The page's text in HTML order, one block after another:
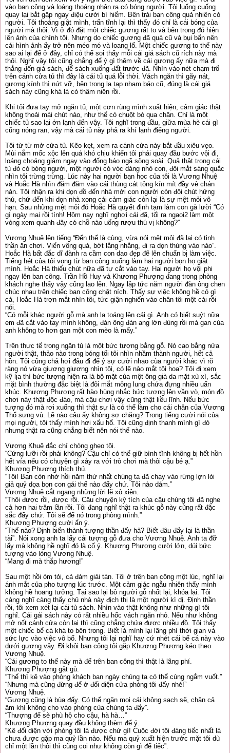
vào ban công và loáng thoáng nhận ra có bóng người. Tôi luống cuống
quay lại bắt gặp ngay điệu cười bí hiểm. Bên trái ban công quả nhiên có
người. Tôi thoáng giật mình, trấn tĩnh lại thì thấy đó chỉ là cái bóng của
người mà thôi. Vì ở đó đặt một chiếc gương rất to và bên trong đó hiện
lên ảnh của chính tôi. Nhưng do chiếc gương đã quá cũ và bụi bẩn nên
cái hình ảnh ấy trở nên méo mó và loang lổ. Một chiếc gương to thế này
sao ai lại để ở đây, chỉ có thể soi thấy mỗi cái giá sách cũ rích này mà
thôi. Nghĩ vậy tôi cũng chẳng để ý gì thêm về cái gương ấy nữa mà đi
thẳng đến giá sách, để sách xuống đất trước đã. Nhìn vào nét chạm trổ
trên cánh cửa tủ thì đây là cái tủ quá lỗi thời. Vách ngăn thì gãy nát,
gương kính thì nứt vỡ, bên trong la tạp nham báo cũ, đúng là cái giá
sách này cũng khá là có thâm niên rồi.
Khi tôi đưa tay mở ngăn tủ, một cơn rùng mình xuất hiện, cảm giác thật
không thoải mái chút nào, như thể có chuột bò qua chân. Chỉ là một
chiếc tủ sao lại ớn lạnh đến vậy. Tôi nghĩ trong đầu, giữa mùa hè cái gì
cũng nóng ran, vậy mà cái tủ này phả ra khí lạnh điếng người.
Tôi từ từ mở cửa tủ. Kẽo kẹt, xem ra cánh cửa này bắt đầu xiêu vẹo.
Mùi nắm mốc xộc lên quá khó chịu khiến tôi phải quay đầu bước vội đi,
loáng choáng giậm ngay vào đống báo ngã sõng soài. Quả thật trong cái
tủ đó có bóng người, một người có vóc dáng nhỏ con, đôi mắt sáng quắc
nhìn tôi trừng trừng. Lúc này hai người bạn học của tôi là Vương Nhuệ
và Hoắc Hà nhìn đăm đăm vào cái thùng cát tông kín mít đầy vẻ chán
nản. Tôi nhận ra khi dọn đồ đến nhà mới con người còn đôi chút hứng
thú, chứ đến khi dọn nhà xong cái cảm giác còn lại là sự mệt mỏi vô
hạn. Sau những mệt mỏi đó Hoắc Hà quyết định tạm làm con gà lười “Có
gì ngày mai rồi tính! Hôm nay nghĩ nghơi cái đã, tối ra ngaoi2 làm một
vòng xem quanh đây có chỗ nào uống rượu thú vị không?”
Vương Nhuệ lên tiếng “Đến thế là cùng, vừa nói mệt mỏi đã lại có tinh
thần ăn chơi. Viển vông quá, bớt lằng nhằng, đi ra dọn thùng vào nào”.
Hoắc Hà bất đắc dĩ đành ra cầm con dao đẹp đẽ lên chuẩn bị làm việc.
Tiếng hét của tôi vọng từ ban công xuống làm hai người bọn họ giật
mình. Hoắc Hà thiếu chút nữa đã tự cắt vào tay. Hai người họ vội phi
ngay lên ban công. Trần Hồ Huy và Khương Phượng đang trong phòng
khách nghe thấy vậy cũng lao lên. Ngay lập tức năm người đàn ông chen
chúc nhau trên chiếc ban công chật ních. Thấy sự việc không hề có gì
cả, Hoắc Hà trợn mắt nhìn tôi, tức giận nghiến vào chân tôi một cái rồi
nói.
“Có mỗi khác người gỗ mà anh la toáng lên cái gì. Anh có biết suýt nữa
em đã cắt vào tay mình không, đàn ông đàn ang lớn đùng rồi mà gan của
anh không to hơn gan một con mèo là mấy.”
Trên thực tế trong ngăn tủ là một bức tượng bằng gỗ. Nó cao bằng nửa
người thật, thảo nào trong bóng tối tôi nhìn nhầm thành người, hết cả
hồn. Tôi cũng chả hơi đâu đi để ý sự cười nhạo cùa người khác vì rõ
ràng nó vừa giương giương nhìn tôi, có lẽ nào mắt tôi hoa? Tôi đi xem
kỹ lịa thì bức tượng hiện ra là bộ mặt của một ông già da mặt xù xì, sắc
mặt bình thường đặc biệt là đôi mắt mông lung chứa đựng nhiều uẩn
khúc. Khương Phương rất hào hùng nhắc bức tượng lên vần vò, món đồ
chơi này thật độc đáo, mà cậu chơi vậy cũng thật liều lĩnh. Nếu bức
tượng đó mà rơi xuống thì thật sự là có thể làm cho cái chân của Vương
Thổ sưng vù. Lẽ nào cậu ấy không sợ chăng? Trong tiếng cười nói của
mọi người, tôi thấy mình hơi xấu hổ. Tôi cũng định thanh mình gì đó
nhưng thật ra cũng chẳng biết nên nói thế nào.
Vương Khuê đắc chí chòng ghẹo tôi.
“Cứng lưỡi rồi phải không? Cậu chỉ có thể giữ bình tĩnh không bị hết hồn
hết vía nếu có chuyện gì xảy ra với trò chơi mà thôi cậu bé ạ.”
Khương Phương thích thú.
“Tôi! Bạn còn nhớ hồi năm thứ nhất chúng ta đã chạy vào rừng lợn lòi
giả quỷ dọa bọn con gái thế nào đấy chứ. Tôi nào dám.”
Vương Nhuệ cắt ngang những lời lẽ xỏ xiên.
“Thôi được rồi, được rồi. Câu chuyện kỳ tích của cậu chúng tôi đã nghe
cả hơn hai trăm lần rồi. Tôi đang nghĩ thật ra khúc gỗ này cũng rất đặc
sắc đấy chứ. Tôi sẽ để nó trong phòng mình.”
Khương Phượng cười ẩn ý.
“Thế nào? Định biến thành tượng thần đấy hả? Biết đâu đấy lại là thần
tài”. Nói xong anh ta lấy cái tượng gỗ đưa cho Vương Nhuệ. Anh ta đỡ
lấy mà không hề nghĩ đó là cố ý. Khương Phượng cười lớn, dúi bức
tượng vào lòng Vương Nhuệ.
“Mang đi mà thắp hương!”
Sau một hồi òm tỏi, cả đám giải tán. Tôi ở trên ban công một lúc, nghĩ lại
ánh mắt của pho tượng lúc trước. Một cảm giác ngẫu nhiên thấy mình
không hề hoang tưởng. Tại sao lại bỏ người gỗ nhốt lại, khóa lại. Tôi
càng nghĩ càng thấy chủ nhà này địch thị là một người kì dị. Định thần
rồi, tôi xem xét lại cái tủ sách. Nhìn vào thật không như những gì tôi
nghĩ. Cái gái sách này có rất nhiều hốc vách ngăn nhỏ. Nếu như không
mở nốt cánh cửa còn lại thì cũng chẳng chứa được nhiều đồ. Tôi thấy
một chiếc bể cá khá to bên trong. Biết là mình lại lãng phí thời gian và
sức lực vào việc vô bổ. Nhưng tôi lại nghĩ hay cứ nhét cái bể cá này vào
dưới gương vậy. Đi khỏi ban công tôi gặp Khương Phượng kéo theo
Vương Nhuệ.
“Cái gương to thế này mà để trên ban công thì thật là lãng phí.
Khương Phượng gật gù.
“Thế thì kê vào phòng khách ban ngày chúng ta có thể cùng ngắm vuốt.”
“Nhưng mà cũng đừng để ở đối diện cửa phòng tôi đấy nhé!”
Vương Nhuệ.
“Gương cũng là bùa đấy. Có thể ngăn mọi cái không sạch sẽ, chặn cả
âm khí không cho vào phòng của chúng ta đấy”.
“Thượng đế sẽ phù hộ cho cậu, hà hà…”
Khương Phượng quay đầu không thèm để ý.
“Kê đối diện với phòng tôi là được chứ gì! Cuộc đời tôi đáng tiếc nhất là
chưa được gặp ma quỷ lần nào. Nếu ma quỷ xuất hiện trước mặt tôi dù
chỉ một lần thôi thì cũng coi như không còn gì để tiếc”.